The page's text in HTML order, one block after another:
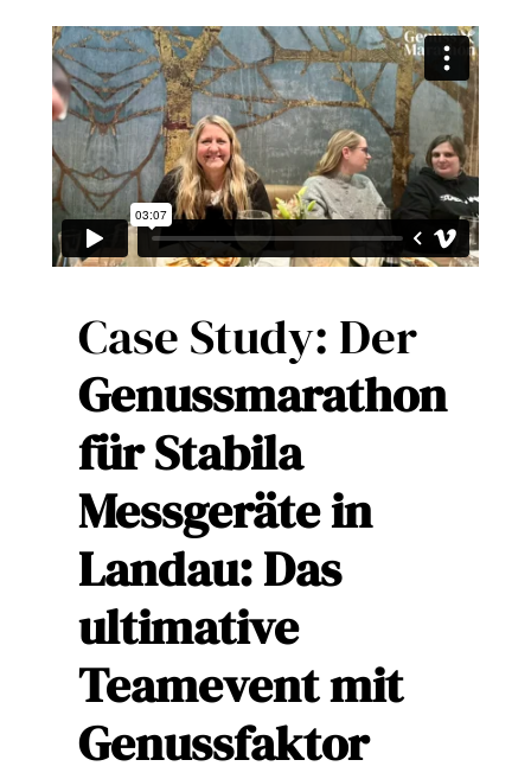
Case Study: Der
Genussmarathon
für Stabila
Messgeräte in
Landau: Das
ultimative
Teamevent mit
Genussfaktor